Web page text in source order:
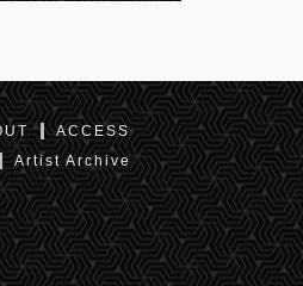
ACCESS
Artist Archive